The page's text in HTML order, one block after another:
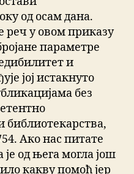
од осам дана.
реч у овом приказу
параметре
и
јој истакнуто
без
библиотекарства,
Ако нас питате
од њега могла још
какву помоћ јер